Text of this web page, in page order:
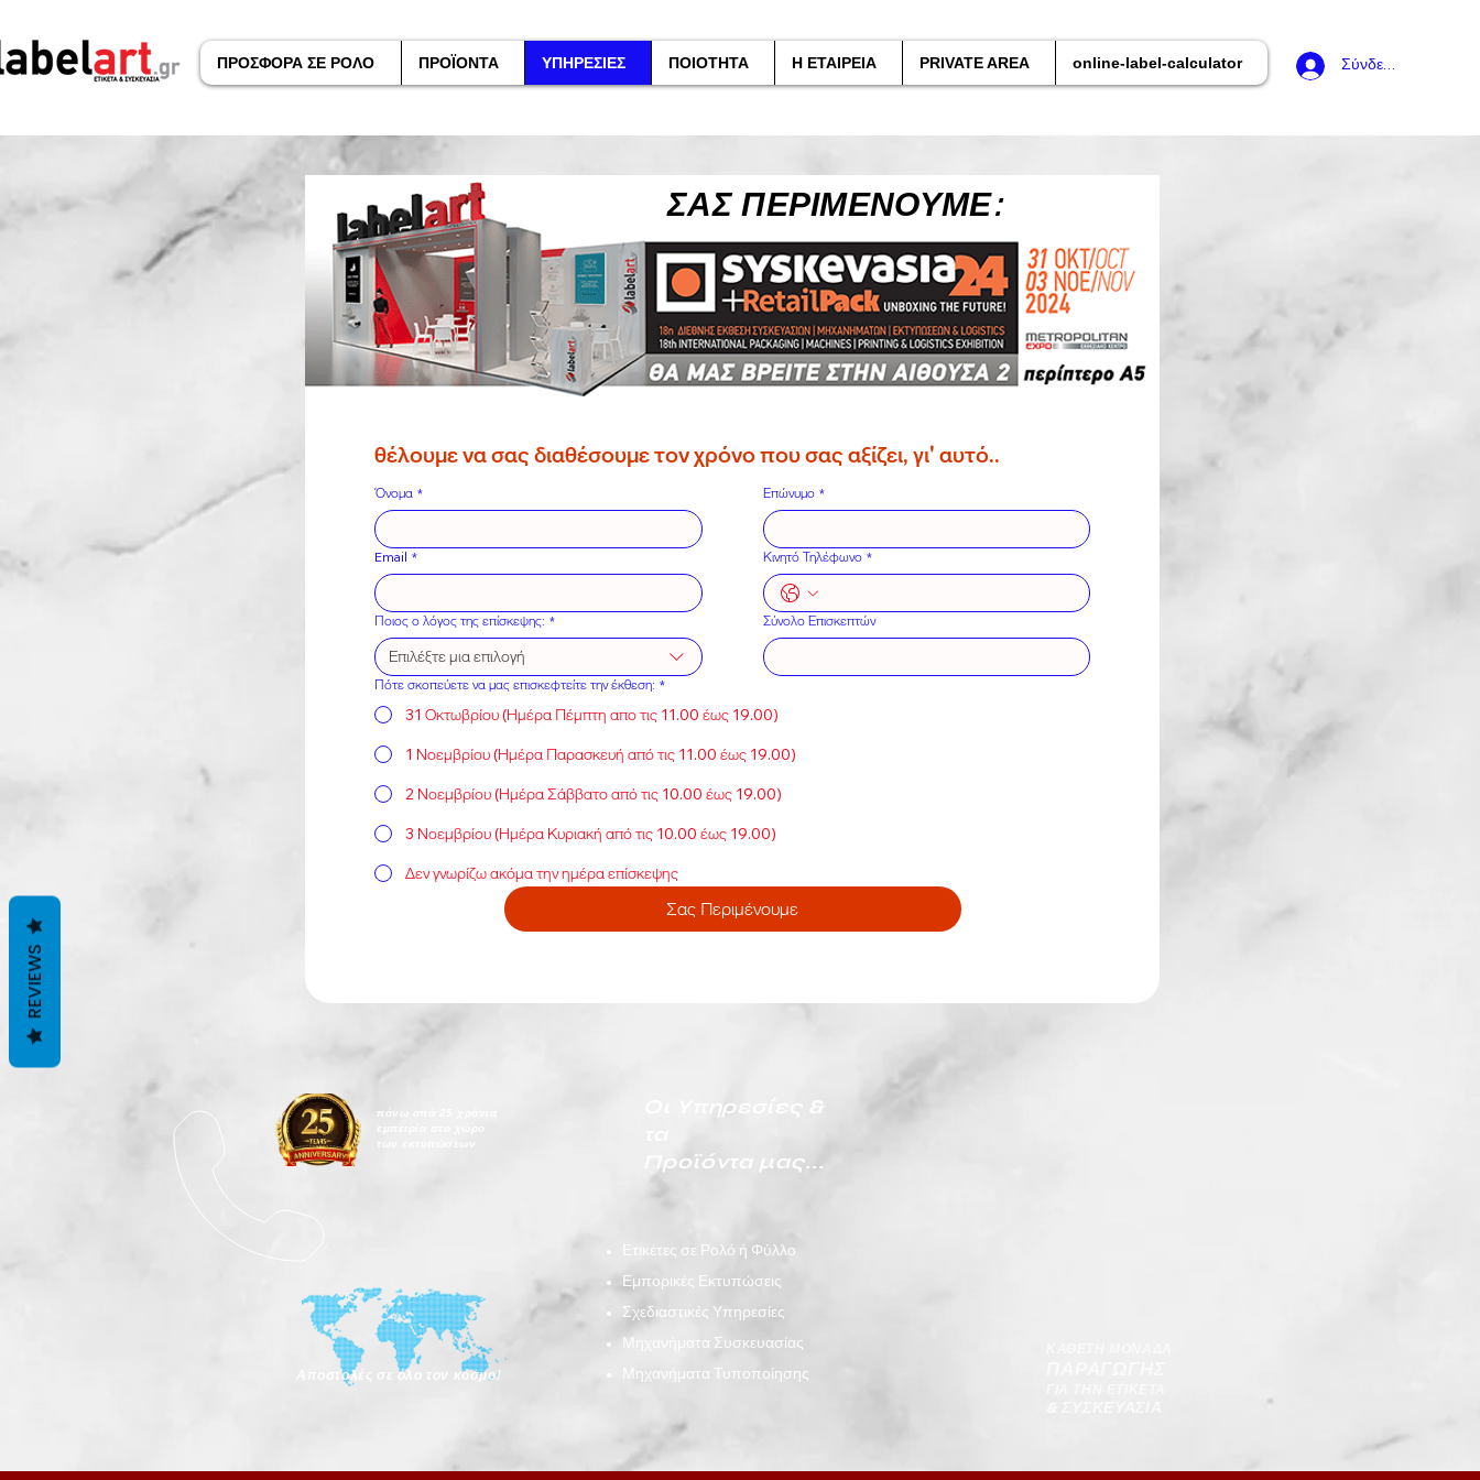
ΠΡΟΣΦΟΡΑ ΣΕ ΡΟΛΟ ΠΡΟΪΟΝΤΑ ΥΠΗΡΕΣΙΕΣ ΠΟΙΟΤΗΤΑ Η ΕΤΑΙΡΕΙΑ PRIVATE AREA online-label-calculator Σύνδεση
θέλουμε να σας διαθέσουμε τον χρόνο που σας αξίζει, γι' αυτό..
Όνομα * Επώνυμο *
Email * Κινητό Τηλέφωνο *
Ποιος ο λόγος της επίσκεψης: *
Επιλέξτε μια επιλογή
Σύνολο Επισκεπτών
Πότε σκοπεύετε να μας επισκεφτείτε την έκθεση: *
31 Οκτωβρίου (Ημέρα Πέμπτη απο τις 11.00 έως 19.00)
1 Νοεμβρίου (Ημέρα Παρασκευή από τις 11.00 έως 19.00)
2 Νοεμβρίου (Ημέρα Σάββατο από τις 10.00 έως 19.00)
3 Νοεμβρίου (Ημέρα Κυριακή από τις 10.00 έως 19.00)
Δεν γνωρίζω ακόμα την ημέρα επίσκεψης
Σας Περιμένουμε
ΣΑΣ ΠΕΡΙΜΕΝΟΥΜΕ:
πάνω
Αποστολές σε όλο τον κόσμο!
Οι Υπηρεσίες
Προϊόντα μας...
Ετικέτες σε Ρολό ή Φύλλο
Εμπορικές Εκτυπώσεις
Σχεδιαστικές Υπηρεσίες
Μηχανήματα Συσκευασίας
Μηχανήματα Τυποποίησης
REVIEWS